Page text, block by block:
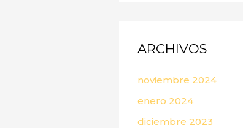
ARCHIVOS
noviembre 2024
enero 2024
diciembre 2023